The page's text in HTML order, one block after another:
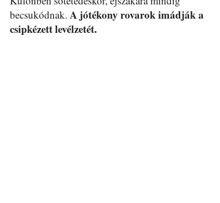
becsukódnak. A jótékony rovarok imádják a
csipkézett levélzetét.